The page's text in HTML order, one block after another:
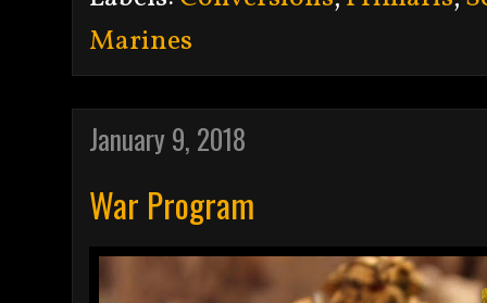
Marines
January 9, 2018
War Program